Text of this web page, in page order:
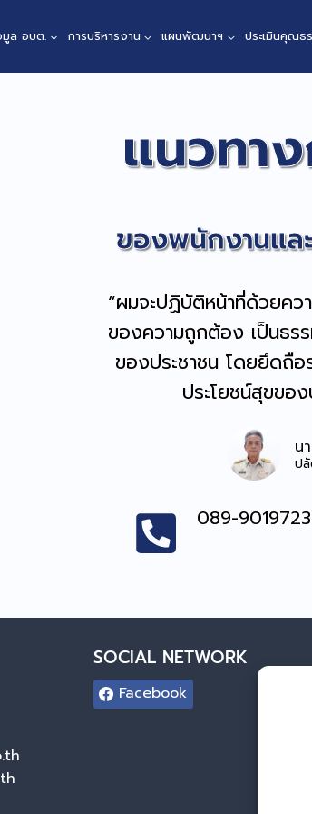
ล อบต. การบริหารงาน แผนพัฒนาฯ ประเมินคุณธ
แนวทา
ของพนักงานแล
“ผมจะปฏิบัติหน้าที่ด้วยค
ของความถูกต้อง เป็นธร
ของประชาชน โดยยึดถือ
ประโยชน์สุขขอ
น
ป
089-9019723
SOCIAL NETWORK
Facebook